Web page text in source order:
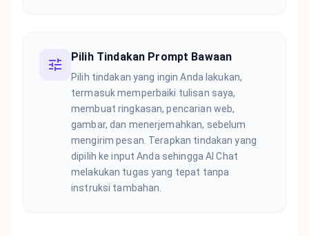
Pilih Tindakan Prompt Bawaan
Pilih tindakan yang ingin Anda lakukan,
termasuk memperbaiki tulisan saya,
membuat ringkasan, pencarian web,
gambar, dan menerjemahkan, sebelum
mengirim pesan. Terapkan tindakan yang
dipilih ke input Anda sehingga AI Chat
melakukan tugas yang tepat tanpa
instruksi tambahan.